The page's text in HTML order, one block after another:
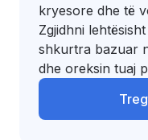
kryesore dhe të
Zgjidhni
shkurtra bazuar
dhe oreksin tuaj